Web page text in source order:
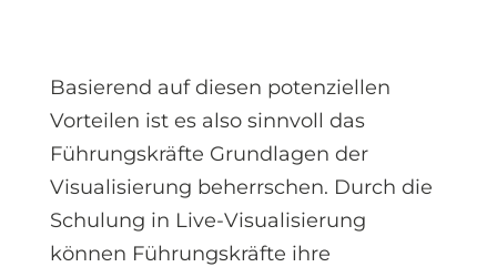
Basierend auf diesen potenziellen
Vorteilen ist es also sinnvoll das
Führungskräfte Grundlagen der
Visualisierung beherrschen. Durch die
Schulung in Live-Visualisierung
können Führungskräfte ihre